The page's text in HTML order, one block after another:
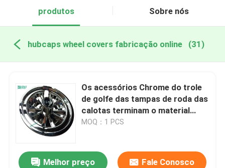
produtos Sobre nós
hubcaps wheel covers fabricação online (31)
Os acessórios Chrome do trole
de golfe das tampas de roda das
calotas terminam o material
plástico
MOQ：1 PCS
Melhor preço Fale Conosco